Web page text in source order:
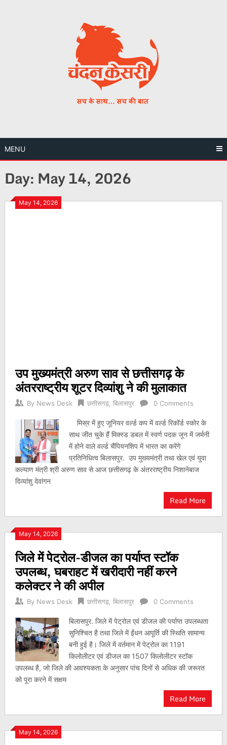
MENU
Day: May 14, 2026
May 14, 2026
उप मुख्यमंत्री अरुण साव से छत्तीसगढ़ के
अंतरराष्ट्रीय शूटर दिव्यांशु ने की मुलाकात
By News Desk छत्तीसगढ़, बिलासपुर 0 Comments
मिस्र में हुए जूनियर वर्ल्ड कप में वर्ल्ड रिकॉर्ड स्कोर के
साथ जीत चुके हैं मिक्स्ड डबल में स्वर्ण पदक जून में जर्मनी
में होने वाले वर्ल्ड चैंपियनशिप में भारत का करेंगे
प्रतिनिधित्व बिलासपुर. उप मुख्यमंत्री तथा खेल एवं युवा
कल्याण मंत्री श्री अरुण साव से आज छत्तीसगढ़ के अंतरराष्ट्रीय निशानेबाज
दिव्यांशु देवांगन
Read More
May 14, 2026
जिले में पेट्रोल-डीजल का पर्याप्त स्टॉक
उपलब्ध, घबराहट में खरीदारी नहीं करने
कलेक्टर ने की अपील
By News Desk छत्तीसगढ़, बिलासपुर 0 Comments
बिलासपुर. जिले में पेट्रोल एवं डीजल की पर्याप्त उपलब्धता
सुनिश्चित है तथा जिले में ईंधन आपूर्ति की स्थिति सामान्य
बनी हुई है। जिले में वर्तमान में पेट्रोल का 1191
किलोलीटर एवं डीजल का 1507 किलोलीटर स्टॉक
उपलब्ध है, जो जिले की आवश्यकता के अनुसार पांच दिनों से अधिक की जरूरत
को पूरा करने में सक्षम
Read More
May 14, 2026